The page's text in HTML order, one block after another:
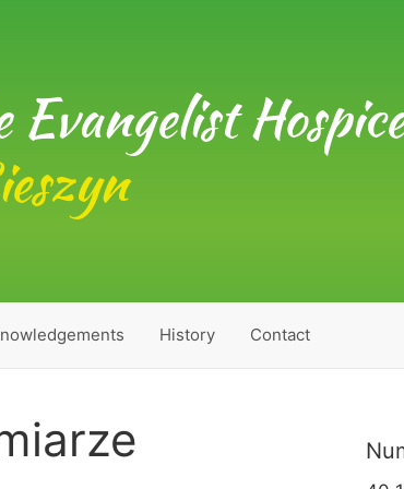
Evangelist Hospice
History Contact